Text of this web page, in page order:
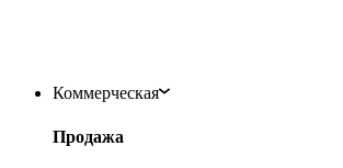
Коммерческая
Продажа